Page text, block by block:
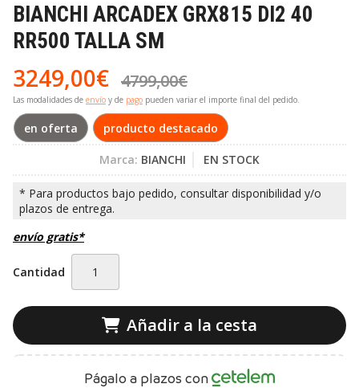
BIANCHI ARCADEX GRX815 DI2 40
RR500 TALLA SM
3249,00€ 4799,00€
Las modalidades de envío y de pago pueden variar el importe final del pedido.
en oferta producto destacado
Marca: BIANCHI EN STOCK
envío gratis*
Cantidad
Añadir a la cesta
Págalo a plazos con